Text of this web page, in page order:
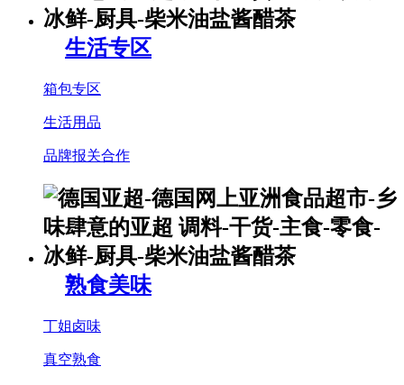
生活专区
箱包专区
生活用品
品牌报关合作
熟食美味
丁姐卤味
真空熟食